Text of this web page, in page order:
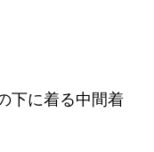
下に着る中間着